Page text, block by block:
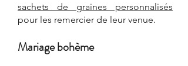
sachets de graines personnalisés
pour les remercier de leur venue.
Mariage bohème